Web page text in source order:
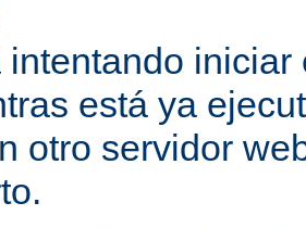
intentando
está ya
otro servidor